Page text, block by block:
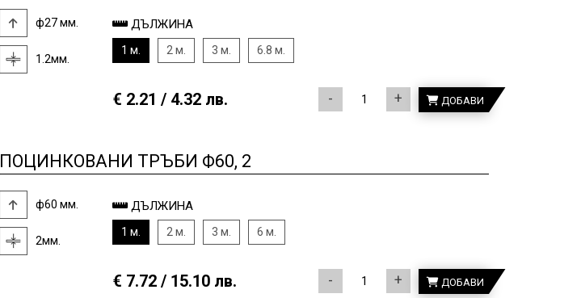
ф27 мм.
1.2мм.
ДЪЛЖИНА
1 м. 2 м. 3 м. 6.8 м.
€ 2.21 / 4.32 лв. - + ДОБАВИ
ПОЦИНКОВАНИ ТРЪБИ Ф60, 2
ф60 мм.
2мм.
ДЪЛЖИНА
1 м. 2 м. 3 м. 6 м.
€ 7.72 / 15.10 лв. - + ДОБАВИ